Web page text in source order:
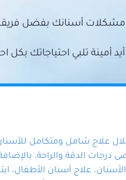
مشكلات أسنانك بفضل
تلبي احتياجاتك بكل
علاج شامل ومتكامل
الدقة والراحة، بالإضافة
علاج أسنان الأطفال،